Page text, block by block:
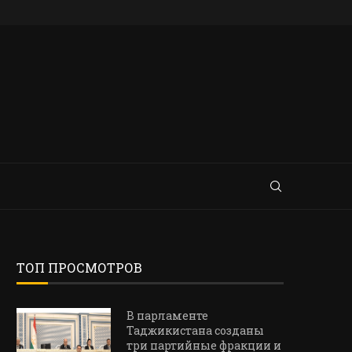
ТОП ПРОСМОТРОВ
В парламенте
Таджикистана созданы
три партийные фракции и